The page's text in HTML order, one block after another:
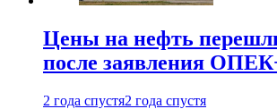
Цены на нефть
после заявления
2 года спустя2 года спустя